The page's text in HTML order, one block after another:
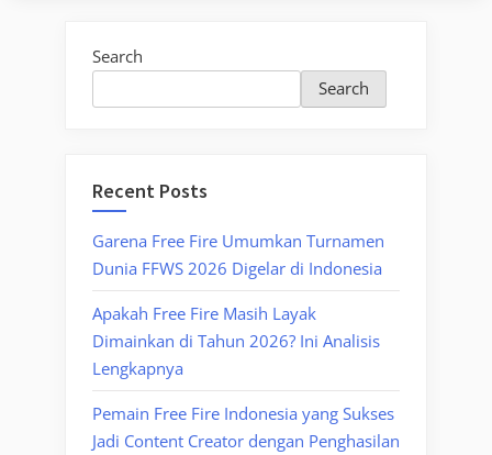
Search
Search
Recent Posts
Garena Free Fire Umumkan Turnamen
Dunia FFWS 2026 Digelar di Indonesia
Apakah Free Fire Masih Layak
Dimainkan di Tahun 2026? Ini Analisis
Lengkapnya
Pemain Free Fire Indonesia yang Sukses
Jadi Content Creator dengan Penghasilan